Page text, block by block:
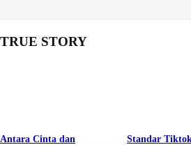
TRUE STORY
Antara Cinta dan
Standar